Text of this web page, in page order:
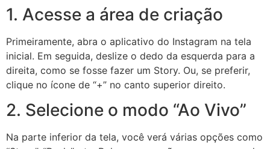
1. Acesse a área de criação
Primeiramente, abra o aplicativo do Instagram na tela
inicial. Em seguida, deslize o dedo da esquerda para a
direita, como se fosse fazer um Story. Ou, se preferir,
clique no ícone de “+” no canto superior direito.
2. Selecione o modo “Ao Vivo”
Na parte inferior da tela, você verá várias opções como